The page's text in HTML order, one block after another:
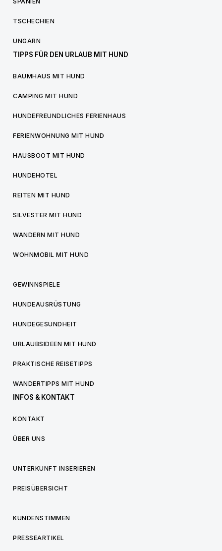
TSCHECHIEN
UNGARN
TIPPS FÜR DEN URLAUB MIT HUND
BAUMHAUS MIT HUND
CAMPING MIT HUND
HUNDEFREUNDLICHES FERIENHAUS
FERIENWOHNUNG MIT HUND
HAUSBOOT MIT HUND
HUNDEHOTEL
REITEN MIT HUND
SILVESTER MIT HUND
WANDERN MIT HUND
WOHNMOBIL MIT HUND
GEWINNSPIELE
HUNDEAUSRÜSTUNG
HUNDEGESUNDHEIT
URLAUBSIDEEN MIT HUND
PRAKTISCHE REISETIPPS
WANDERTIPPS MIT HUND
INFOS & KONTAKT
KONTAKT
ÜBER UNS
UNTERKUNFT INSERIEREN
PREISÜBERSICHT
KUNDENSTIMMEN
PRESSEARTIKEL